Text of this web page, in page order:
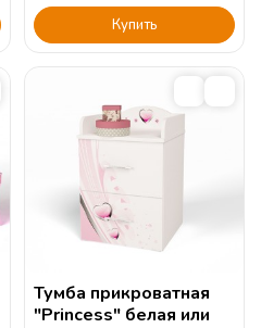
Купить
Тумба прикроватная
"Princess" белая или